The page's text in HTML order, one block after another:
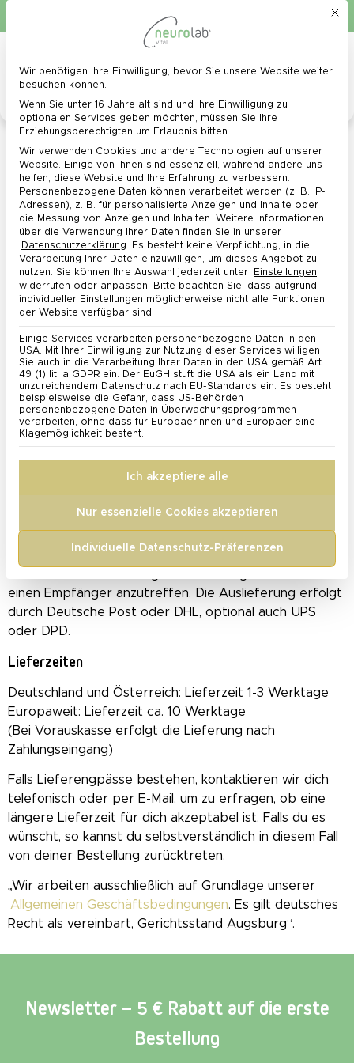
Schnelle Lieferung in 1 - 3 Werktagen
Lieferkonditionen
Lieferkosten
Lieferungen sind nur an Lieferadressen in der EU
möglich.
Versandkosten in Deutschland und Österreich:
Wir berechnen die Versandkosten mit 3,99 € pro
Bestellung unter 20 €.
Ab einem Bestellwert von 20 € berechnen wir 1,99 €
Versandkosten.
Ab einem Bestellwert von 40 € liefern wir
Wer liefert die Ware?
Um eine reibungslose und zügige Zustellung sicher zu
stellen, bitten wir im Punkt „Lieferadresse“ deine
Büroadresse oder eine andere Adresse anzugeben,
einen Empfänger anzutreffen. Die Auslieferung erfolgt
durch Deutsche Post oder DHL, optional auch UPS
oder DPD.
Lieferzeiten
Deutschland und Österreich: Lieferzeit 1-3 Werktage
Europaweit: Lieferzeit ca. 10 Werktage
(Bei Vorauskasse erfolgt die Lieferung nach
Zahlungseingang)
Falls Lieferengpässe bestehen, kontaktieren wir dich
telefonisch oder per E-Mail, um zu erfragen, ob eine
längere Lieferzeit für dich akzeptabel ist. Falls du es
wünscht, so kannst du selbstverständlich in diesem Fall
von deiner Bestellung zurücktreten.
„Wir arbeiten ausschließlich auf Grundlage unserer
Allgemeinen Geschäftsbedingungen. Es gilt deutsches
Recht als vereinbart, Gerichtsstand Augsburg“.
Newsletter – 5 € Rabatt auf die erste
Bestellung​
Mit
Datenschutz-Präferenz
Wir benötigen Ihre Einwilligung, bevor Sie unsere Website weiter
besuchen können.
Wenn Sie unter 16 Jahre alt sind und Ihre Einwilligung zu
optionalen Services geben möchten, müssen Sie Ihre
Erziehungsberechtigten um Erlaubnis bitten.
Wir verwenden Cookies und andere Technologien auf unserer
Website. Einige von ihnen sind essenziell, während andere uns
helfen, diese Website und Ihre Erfahrung zu verbessern.
Personenbezogene Daten können verarbeitet werden (z. B. IP-
Adressen), z. B. für personalisierte Anzeigen und Inhalte oder
die Messung von Anzeigen und Inhalten. Weitere Informationen
über die Verwendung Ihrer Daten finden Sie in unserer
Datenschutzerklärung. Es besteht keine Verpflichtung, in die
Verarbeitung Ihrer Daten einzuwilligen, um dieses Angebot zu
nutzen. Sie können Ihre Auswahl jederzeit unter
Einstellungen
widerrufen oder anpassen. Bitte beachten Sie, dass aufgrund
individueller Einstellungen möglicherweise nicht alle Funktionen
der Website verfügbar sind.
Einige Services verarbeiten personenbezogene Daten in den
USA. Mit Ihrer Einwilligung zur Nutzung dieser Services willigen
Sie auch in die Verarbeitung Ihrer Daten in den USA gemäß Art.
49 (1) lit. a GDPR ein. Der EuGH stuft die USA als ein Land mit
unzureichendem Datenschutz nach EU-Standards ein. Es besteht
beispielsweise die Gefahr, dass US-Behörden
personenbezogene Daten in Überwachungsprogrammen
verarbeiten, ohne dass für Europäerinnen und Europäer eine
Klagemöglichkeit besteht.
Ich akzeptiere alle
Nur essenzielle Cookies akzeptieren
Individuelle Datenschutz-Präferenzen